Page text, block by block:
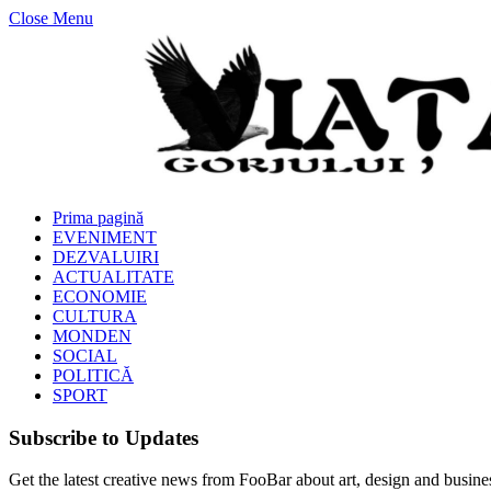
Close Menu
Prima pagină
EVENIMENT
DEZVALUIRI
ACTUALITATE
ECONOMIE
CULTURA
MONDEN
SOCIAL
POLITICĂ
SPORT
Subscribe to Updates
Get the latest creative news from FooBar about art, design and